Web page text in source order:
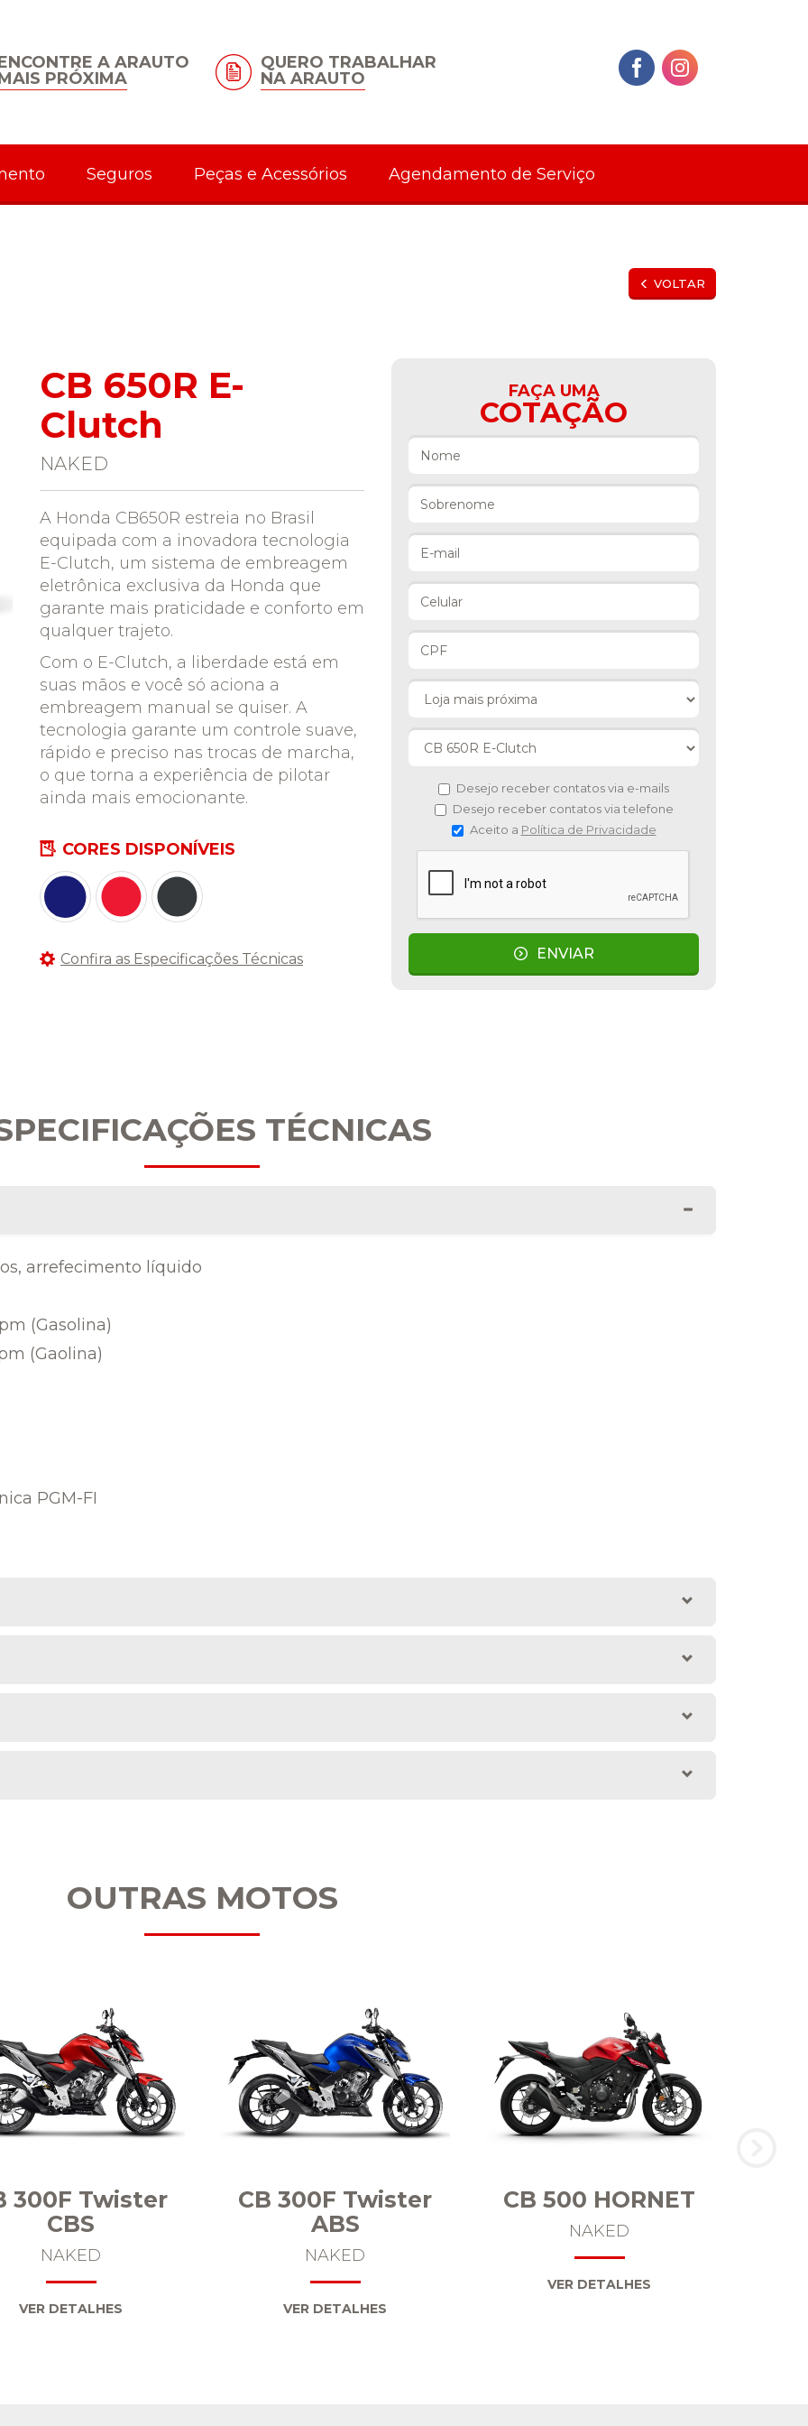
A ARAUTO
PRÓXIMA
QUERO TRABALHAR
NA ARAUTO
Seguros Peças e Acessórios Agendamento de Serviço
VOLTAR
CB 650R E-
Clutch
NAKED
A Honda CB650R estreia no Brasil
equipada com a inovadora tecnologia
E-Clutch, um sistema de embreagem
eletrônica exclusiva da Honda que
garante mais praticidade e conforto em
qualquer trajeto.
Com o E-Clutch, a liberdade está em
suas mãos e você só aciona a
embreagem manual se quiser. A
tecnologia garante um controle suave,
rápido e preciso nas trocas de marcha,
o que torna a experiência de pilotar
ainda mais emocionante.
CORES DISPONÍVEIS
Confira as Especificações Técnicas
FAÇA UMA
COTAÇÃO
Desejo receber contatos via e-mails
Desejo receber contatos via telefone
Aceito a Política de Privacidade
ENVIAR
TÉCNICAS
arrefecimento líquido
(Gasolina)
(Gaolina)
PGM-FI
OUTRAS MOTOS
300F Twister
CBS
NAKED
VER DETALHES
CB 300F Twister
ABS
NAKED
VER DETALHES
CB 500 HORNET
NAKED
VER DETALHES